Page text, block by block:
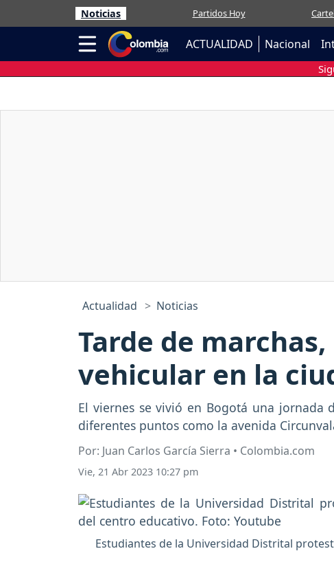
Noticias Partidos Hoy
ACTUALIDAD Nacional
Actualidad Noticias
Tarde de
vehicular en la
El viernes se vivió en Bogotá una jornada
diferentes puntos como la avenida
Por: Juan Carlos García Sierra • Colombia.com
Vie, 21 Abr 2023 10:27 pm
Estudiantes de la Universidad Distrital